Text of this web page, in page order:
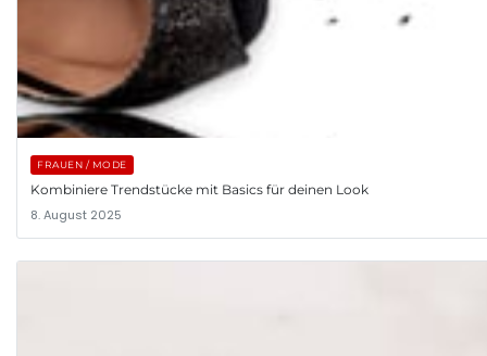
FRAUEN / MODE
Kombiniere Trendstücke mit Basics für deinen Look
8. August 2025